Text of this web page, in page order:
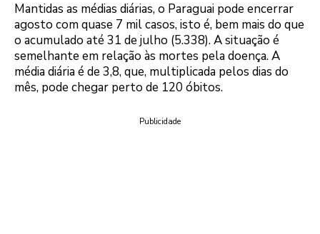
Mantidas as médias diárias, o Paraguai pode encerrar
agosto com quase 7 mil casos, isto é, bem mais do que
o acumulado até 31 de julho (5.338). A situação é
semelhante em relação às mortes pela doença. A
média diária é de 3,8, que, multiplicada pelos dias do
mês, pode chegar perto de 120 óbitos.
Publicidade